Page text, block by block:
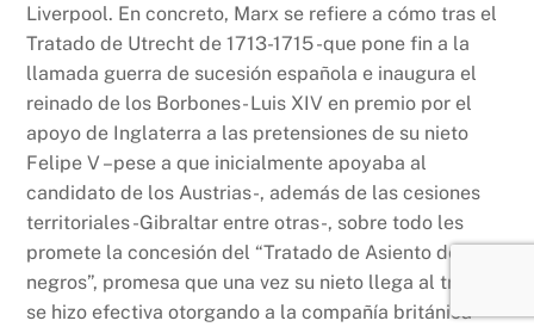
Liverpool. En concreto, Marx se refiere a cómo tras el
Tratado de Utrecht de 1713-1715 -que pone fin a la
llamada guerra de sucesión española e inaugura el
reinado de los Borbones- Luis XIV en premio por el
apoyo de Inglaterra a las pretensiones de su nieto
Felipe V –pese a que inicialmente apoyaba al
candidato de los Austrias-, además de las cesiones
territoriales -Gibraltar entre otras-, sobre todo les
promete la concesión del “Tratado de Asiento de
negros”, promesa que una vez su nieto llega al trono
se hizo efectiva otorgando a la compañía británica